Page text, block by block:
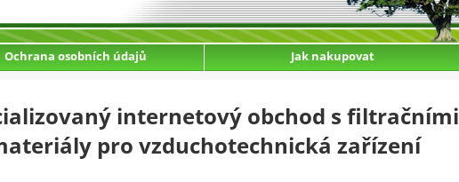
Ochrana osobních údajů Jak nakupovat
internetový obchod s filtračními
pro vzduchotechnická zařízení